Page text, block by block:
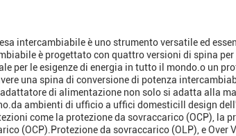
intercambiabile è uno strumento versatile ed
è progettato con quattro versioni di spina per
per le esigenze di energia in tutto il mondo.o un
una spina di conversione di potenza
adattatore di alimentazione non solo si adatta alla
ambienti di ufficio a uffici domesticiIl design
come la protezione da sovraccarico (OCP), la
(OCP).Protezione da sovraccarico (OLP), e Over